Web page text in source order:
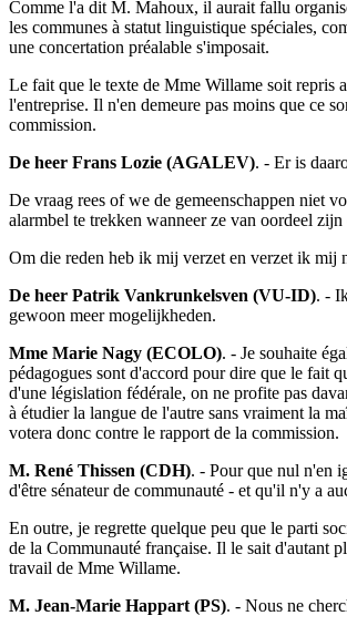
Comme l'a dit M. Mahoux, il aurait fallu
les communes à statut linguistique spéciales,
une concertation préalable s'imposait.
Le fait que le texte de Mme Willame soit repris
l'entreprise. Il n'en demeure pas moins que ce
commission.
De heer Frans Lozie (AGALEV). - Er is
De vraag rees of we de gemeenschappen niet
alarmbel te trekken wanneer ze van oordeel
Om die reden heb ik mij verzet en verzet ik mij
De heer Patrik Vankrunkelsven (VU-ID). -
gewoon meer mogelijkheden.
Mme Marie Nagy (ECOLO). - Je souhaite
pédagogues sont d'accord pour dire que le fait
d'une législation fédérale, on ne profite pas
à étudier la langue de l'autre sans vraiment la
votera donc contre le rapport de la commission.
M. René Thissen (CDH). - Pour que nul n'en
d'être sénateur de communauté - et qu'il n'y a
En outre, je regrette quelque peu que le parti
de la Communauté française. Il le sait d'autant
travail de Mme Willame.
M. Jean-Marie Happart (PS). - Nous ne